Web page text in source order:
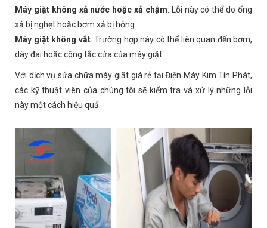
Máy giặt không xả nước hoặc xả chậm: Lỗi này có thể do ống
xả bị nghẹt hoặc bơm xả bị hỏng.
Máy giặt không vắt: Trường hợp này có thể liên quan đến bơm,
dây đai hoặc công tắc cửa của máy giặt.
Với dịch vụ sửa chữa máy giặt giá rẻ tại Điện Máy Kim Tín Phát,
các kỹ thuật viên của chúng tôi sẽ kiểm tra và xử lý những lỗi
này một cách hiệu quả.